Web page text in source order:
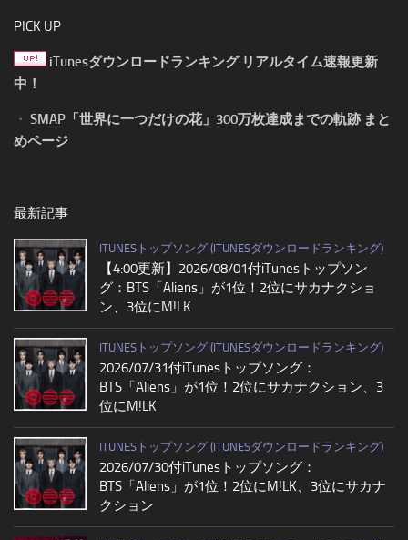
PICK UP
iTunesダウンロードランキング リアルタイム速報更新
中！
・ SMAP「世界に一つだけの花」300万枚達成までの軌跡 まと
めページ
最新記事
ITUNESトップソング (ITUNESダウンロードランキング)
【4:00更新】2026/08/01付iTunesトップソン
グ：BTS「Aliens」が1位！2位にサカナクショ
ン、3位にM!LK
ITUNESトップソング (ITUNESダウンロードランキング)
2026/07/31付iTunesトップソング：
BTS「Aliens」が1位！2位にサカナクション、3
位にM!LK
ITUNESトップソング (ITUNESダウンロードランキング)
2026/07/30付iTunesトップソング：
BTS「Aliens」が1位！2位にM!LK、3位にサカナ
クション